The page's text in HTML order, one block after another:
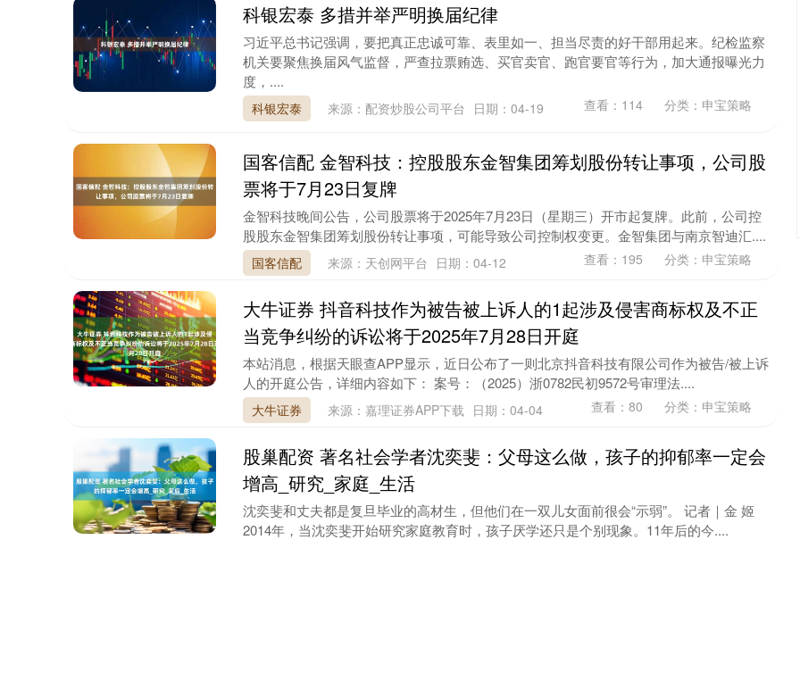
科银宏泰 多措并举严明换届纪律
习近平总书记强调，要把真正忠诚可靠、表里如一、担当尽责的好干部用起来。纪检监察
机关要聚焦换届风气监督，严查拉票贿选、买官卖官、跑官要官等行为，加大通报曝光力
度，....
科银宏泰 来源：配资炒股公司平台 日期：04-19 查看： 114 分类： 申宝策略
国客信配 金智科技：控股股东金智集团筹划股份转让事项，公司股
票将于7月23日复牌
金智科技晚间公告，公司股票将于2025年7月23日（星期三）开市起复牌。此前，公司控
股股东金智集团筹划股份转让事项，可能导致公司控制权变更。金智集团与南京智迪汇....
国客信配 来源：天创网平台 日期：04-12 查看： 195 分类： 申宝策略
大牛证券 抖音科技作为被告被上诉人的1起涉及侵害商标权及不正
当竞争纠纷的诉讼将于2025年7月28日开庭
本站消息，根据天眼查APP显示，近日公布了一则北京抖音科技有限公司作为被告/被上诉
人的开庭公告，详细内容如下： 案号：（2025）浙0782民初9572号审理法....
大牛证券 来源：嘉理证券APP下载 日期：04-04 查看： 80 分类： 申宝策略
股巢配资 著名社会学者沈奕斐：父母这么做，孩子的抑郁率一定会
增高_研究_家庭_生活
沈奕斐和丈夫都是复旦毕业的高材生，但他们在一双儿女面前很会“示弱”。 记者｜金 姬
2014年，当沈奕斐开始研究家庭教育时，孩子厌学还只是个别现象。11年后的今....